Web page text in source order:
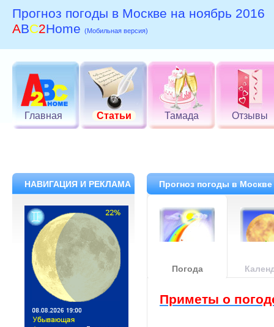
Прогноз погоды в Москве на ноябрь 2016
ABC2Home (Мобильная версия)
Главная Статьи Тамада Отзывы
НАВИГАЦИЯ И РЕКЛАМА Прогноз погоды в
Погода
Приметы о